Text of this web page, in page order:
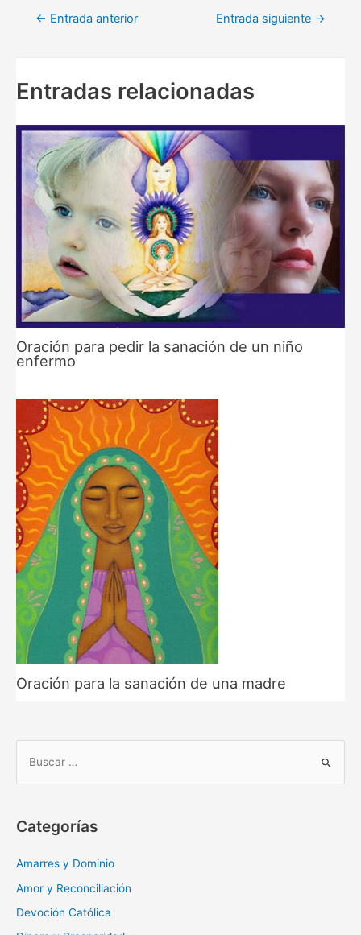
Navegación
← Entrada anterior Entrada siguiente →
Entradas relacionadas
Oración para pedir la sanación de un niño
enfermo
Oración para la sanación de una madre
r
Categorías
Amarres y Dominio
Amor y Reconciliación
Devoción Católica